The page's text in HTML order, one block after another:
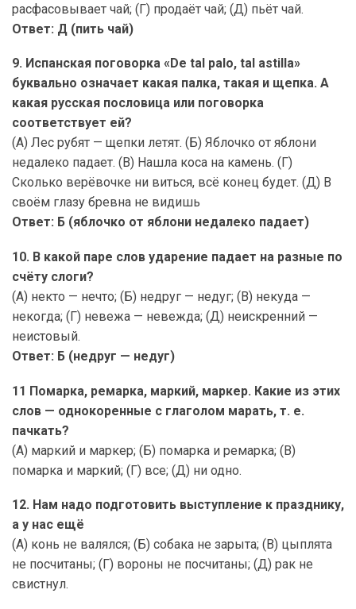
расфасовывает чай; (Г) продаёт чай; (Д) пьёт чай.
Ответ: Д (пить чай)
9. Испанская поговорка «De tal palo, tal astilla»
буквально означает какая палка, такая и щепка. А
какая русская пословица или поговорка
соответствует ей?
(А) Лес рубят — щепки летят. (Б) Яблочко от яблони
недалеко падает. (В) Нашла коса на камень. (Г)
Сколько верёвочке ни виться, всё конец будет. (Д) В
своём глазу бревна не видишь
Ответ: Б (яблочко от яблони недалеко падает)
10. В какой паре слов ударение падает на разные по
счёту слоги?
(А) некто — нечто; (Б) недруг — недуг; (В) некуда —
некогда; (Г) невежа — невежда; (Д) неискренний —
неистовый.
Ответ: Б (недруг — недуг)
11 Помарка, ремарка, маркий, маркер. Какие из этих
слов — однокоренные с глаголом марать, т. е.
пачкать?
(А) маркий и маркер; (Б) помарка и ремарка; (В)
помарка и маркий; (Г) все; (Д) ни одно.
12. Нам надо подготовить выступление к празднику,
а у нас ещё
(А) конь не валялся; (Б) собака не зарыта; (В) цыплята
не посчитаны; (Г) вороны не посчитаны; (Д) рак не
свистнул.